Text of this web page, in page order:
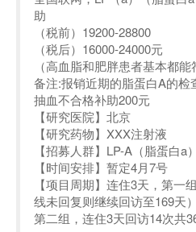
助
（税前）19200-28800
（税后）16000-24000元
（高血脂和肥胖患者基本都能
备注:报销近期的脂蛋白A的检
抽血不合格补助200元
【研究医院】北京
【研究药物】XXX注射液
【招募人群】LP-A（脂蛋白a
【时间安排】暂定4月7号
【项目周期】连住3天，第一
线未回复则继续回访至169天）
第二组，连住3天回访14次共